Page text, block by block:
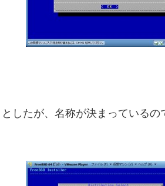
したが、名称が決まっている